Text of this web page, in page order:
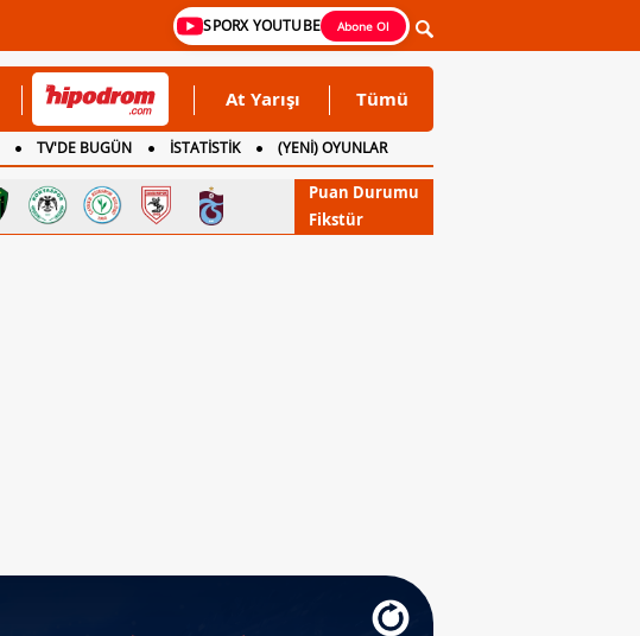
SPORX YOUTUBE Abone Ol
At Yarışı Tümü
TV'DE BUGÜN İSTATİSTİK
(YENİ) OYUNLAR
Puan Durumu
Fikstür